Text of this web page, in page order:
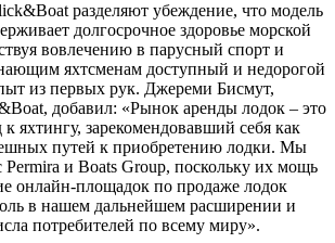
разделяют убеждение, что модель
долгосрочное здоровье морской
вовлечению в парусный спорт и
яхтсменам доступный и недорогой
из первых рук. Джереми Бисмут,
добавил: «Рынок аренды лодок – это
яхтингу, зарекомендовавший себя как
путей к приобретению лодки. Мы
Permira и Boats Group, поскольку их мощь
онлайн-площадок по продаже лодок
в нашем дальнейшем расширении и
потребителей по всему миру».